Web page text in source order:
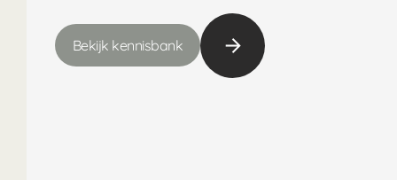
Bekijk kennisbank